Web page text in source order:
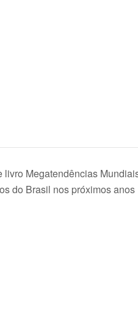
livro Megatendências
do Brasil nos próximos anos